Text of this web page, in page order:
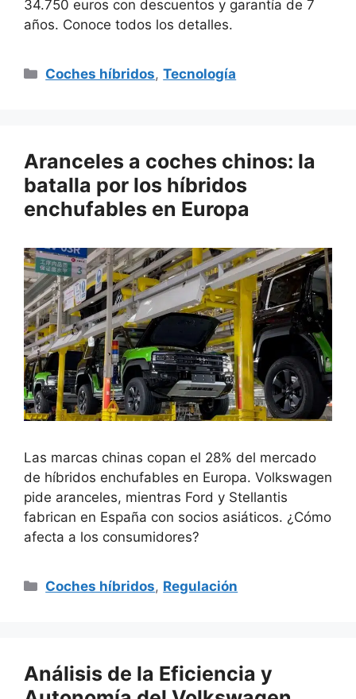
34.750 euros con descuentos y garantía de 7
años. Conoce todos los detalles.
Categorías
Coches híbridos,Tecnología
Aranceles a coches chinos: la
batalla por los híbridos
enchufables en Europa
Las marcas chinas copan el 28% del mercado
de híbridos enchufables en Europa. Volkswagen
pide aranceles, mientras Ford y Stellantis
fabrican en España con socios asiáticos. ¿Cómo
afecta a los consumidores?
Categorías
Coches híbridos, Regulación
Análisis de la Eficiencia y